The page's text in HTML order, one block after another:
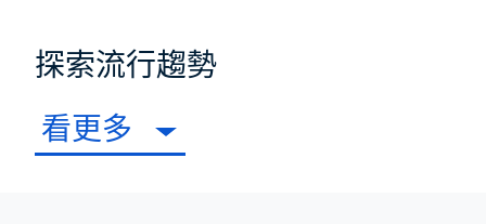
探索流行趨勢
看更多